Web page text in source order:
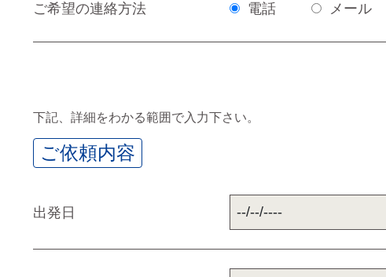
ご希望の連絡方法 電話 メール
下記、詳細をわかる範囲で入力下さい。
ご依頼内容
出発日